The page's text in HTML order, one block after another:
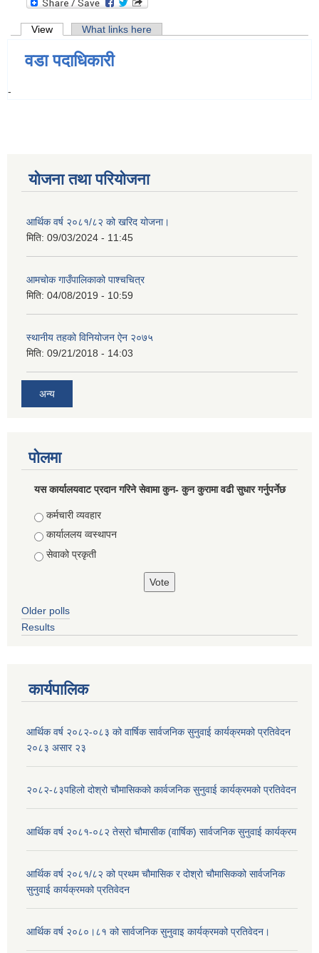
Primary tabs
View (active tab)What links here
वडा पदाधिकारी
-
योजना तथा परियोजना
आर्थिक वर्ष २०८१/८२ को खरिद योजना।
मिति: 09/03/2024 - 11:45
आमचोक गाउँपालिकाको पाश्चचित्र
मिति: 04/08/2019 - 10:59
स्थानीय तहको विनियोजन ऐन २०७५
मिति: 09/21/2018 - 14:03
अन्य
पोलमा
यस कार्यालयवाट प्रदान गरिने सेवामा कुन- कुन कुरामा वढी सुधार गर्नुपर्नेछ
Choices
कर्मचारी व्यवहार
कार्याललय व्वस्थापन
सेवाको प्रकृती
Older polls
Results
कार्यपालिक
आर्थिक वर्ष २०८२-०८३ को वार्षिक सार्वजनिक सुनुवाई कार्यक्रमको प्रतिवेदन
२०८३ असार २३
२०८२-८३पहिलो दोश्रो चौमासिकको कार्वजनिक सुनुवाई कार्यक्रमको प्रतिवेदन
आर्थिक वर्ष २०८१-०८२ तेस्रो चौमासीक (वार्षिक) सार्वजनिक सुनुवाई कार्यक्रम
आर्थिक वर्ष २०८१/८२ को प्रथम चौमासिक र दोश्रो चौमासिकको सार्वजनिक
सुनुवाई कार्यक्रमको प्रतिवेदन
आर्थिक वर्ष २०८०।८१ को सार्वजनिक सुनुवाइ कार्यक्रमको प्रतिवेदन।